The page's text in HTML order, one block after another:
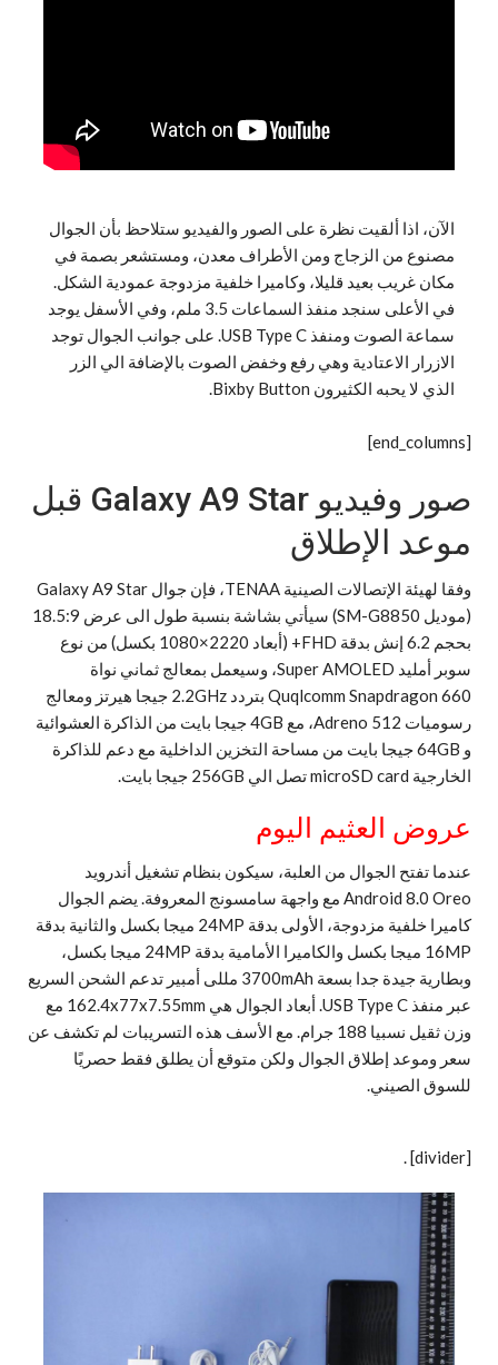
الآن، اذا ألقيت نظرة على الصور والفيديو ستلاحظ بأن الجوال
مصنوع من الزجاج ومن الأطراف معدن، ومستشعر بصمة في
مكان غريب بعيد قليلا، وكاميرا خلفية مزدوجة عمودية الشكل.
في الأعلى سنجد منفذ السماعات 3.5 ملم، وفي الأسفل يوجد
سماعة الصوت ومنفذ USB Type C. على جوانب الجوال توجد
الازرار الاعتادية وهي رفع وخفض الصوت بالإضافة الي الزر
الذي لا يحبه الكثيرون Bixby Button.
[end_columns]
صور وفيديو Galaxy A9 Star قبل
موعد الإطلاق
وفقا لهيئة الإتصالات الصينية TENAA، فإن جوال Galaxy A9 Star
(موديل SM-G8850) سيأتي بشاشة بنسبة طول الى عرض 18.5:9
بحجم 6.2 إنش بدقة FHD+ (أبعاد 2220×1080 بكسل) من نوع
سوبر أمليد Super AMOLED، وسيعمل بمعالج ثماني نواة
Quqlcomm Snapdragon 660 بتردد 2.2GHz جيجا هيرتز ومعالج
رسوميات Adreno 512، مع 4GB جيجا بايت من الذاكرة العشوائية
و 64GB جيجا بايت من مساحة التخزين الداخلية مع دعم للذاكرة
الخارجية microSD card تصل الي 256GB جيجا بايت.
عروض العثيم اليوم
عندما تفتح الجوال من العلبة، سيكون بنظام تشغيل أندرويد
Android 8.0 Oreo مع واجهة سامسونج المعروفة. يضم الجوال
كاميرا خلفية مزدوجة، الأولى بدقة 24MP ميجا بكسل والثانية بدقة
16MP ميجا بكسل والكاميرا الأمامية بدقة 24MP ميجا بكسل،
وبطارية جيدة جدا بسعة 3700mAh مللى أمبير تدعم الشحن السريع
عبر منفذ USB Type C. أبعاد الجوال هي 162.4x77x7.55mm مع
وزن ثقيل نسبيا 188 جرام.
مع الأسف هذه التسريبات لم تكشف عن
سعر وموعد إطلاق الجوال ولكن متوقع أن يطلق فقط حصريًا
للسوق الصيني.
[divider]
.